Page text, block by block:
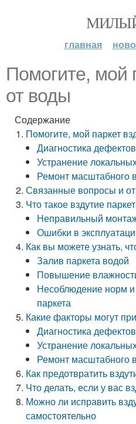
главная
Помогите, мой
от воды
Содержание
Помогите, мой паркет
Диагностика дефектов
Устранение
Ремонт масштабного
Связанные вопросы и
Что такое вздутие
Неправильный
Ошибки в
Как вы можете узнать,
Залив паркета водой
Повышение
Несоблюдение норм
паркета
Какие факторы могут
Диагностика дефектов
Устранение
Ремонт масштабного
Как предотвратить
Что делать, если у вас
Можно ли исправить
самостоятельно